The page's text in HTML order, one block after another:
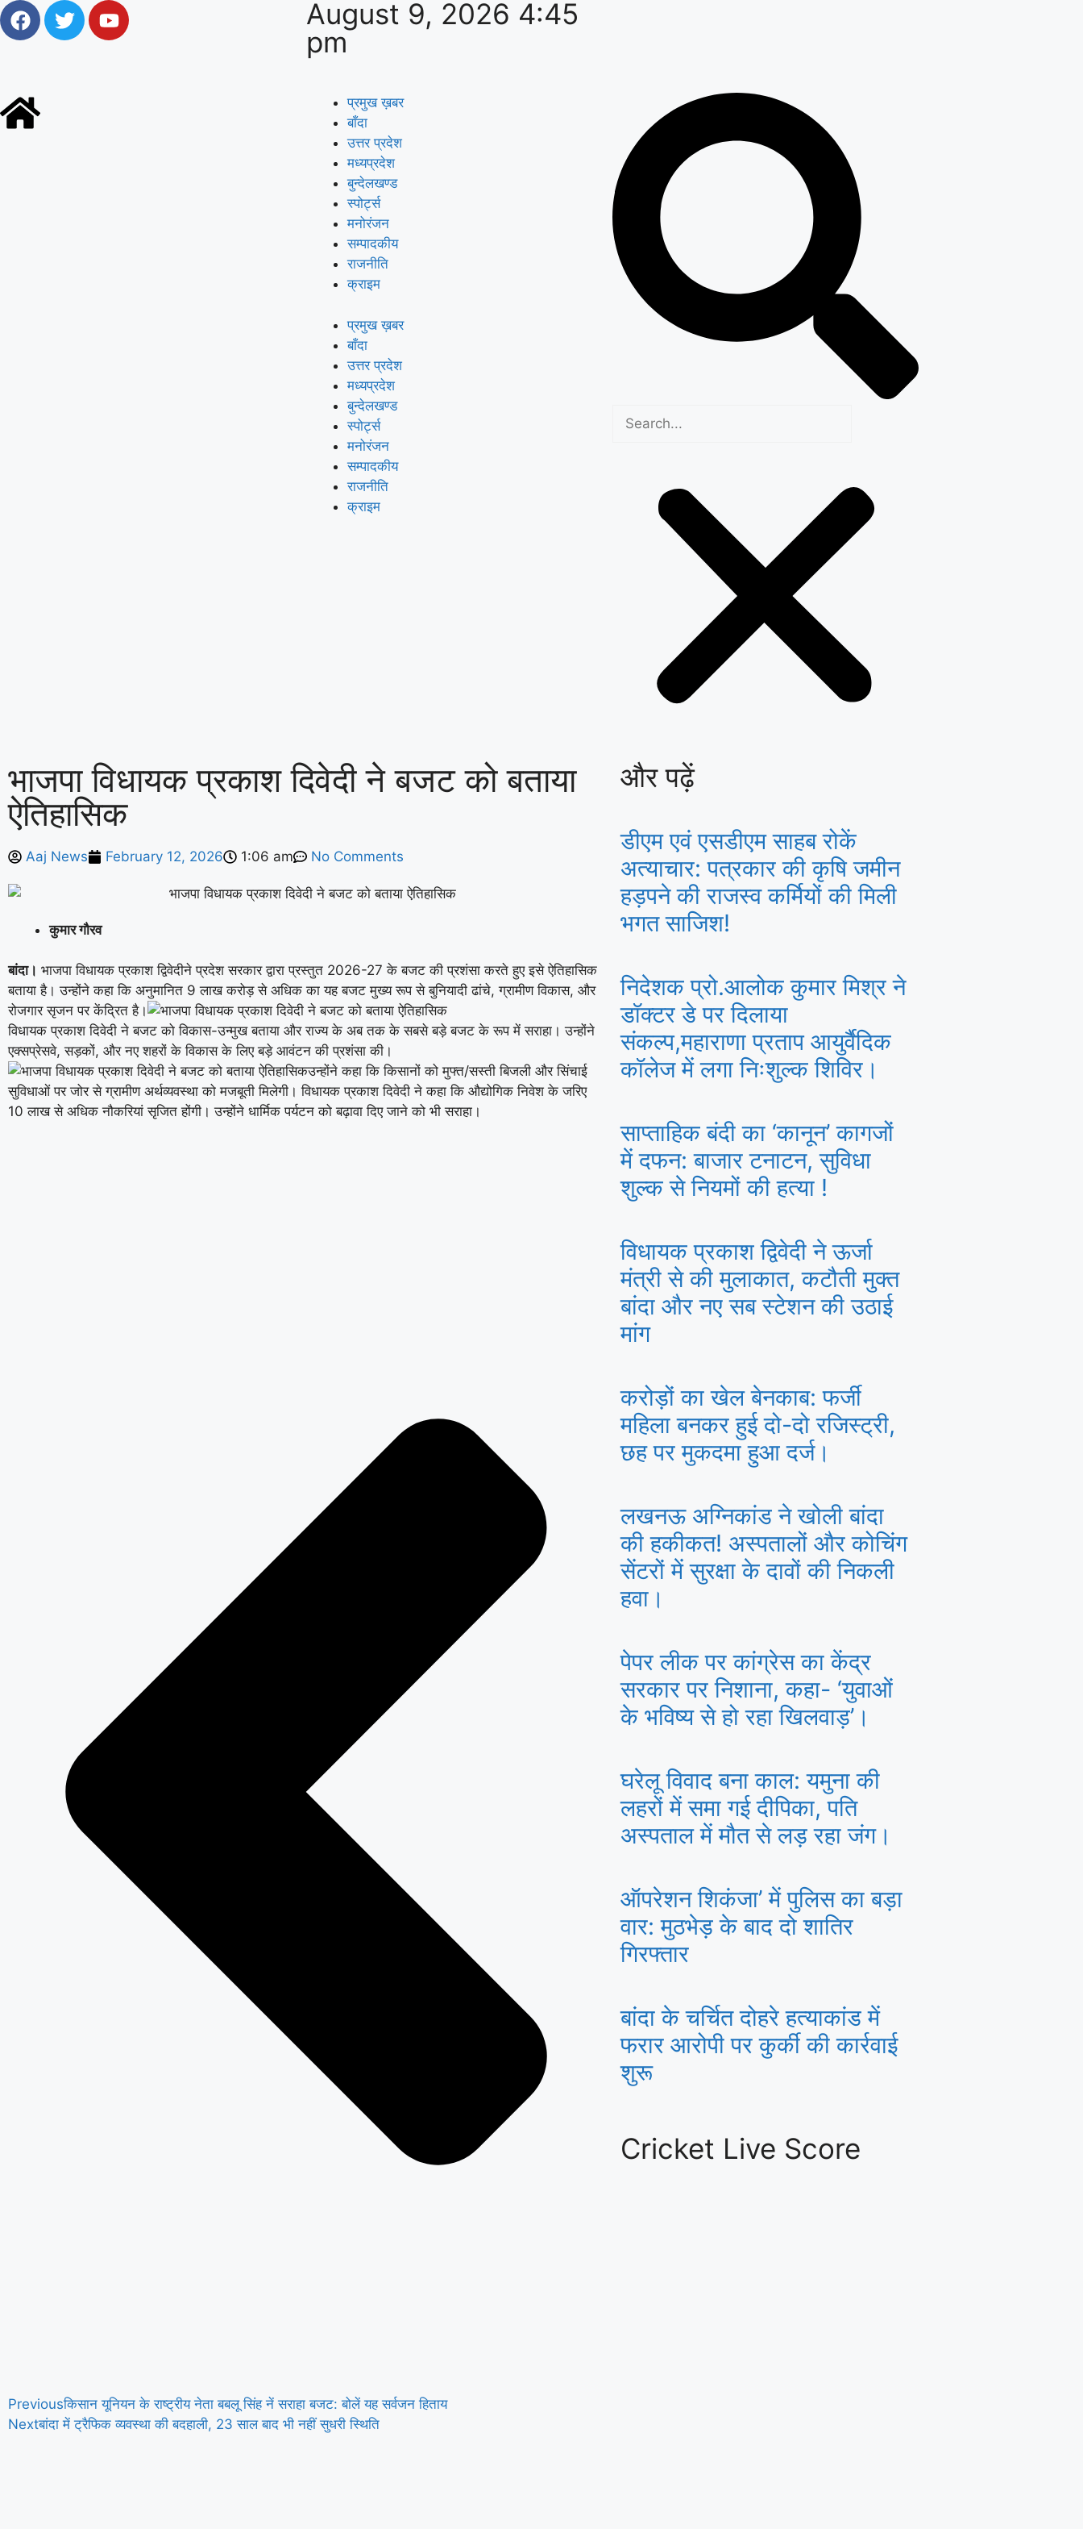
August 9, 2026 4:45
pm
प्रमुख ख़बर
बाँदा
उत्तर प्रदेश
मध्यप्रदेश
बुन्देलखण्ड
स्पोर्ट्स
मनोरंजन
सम्पादकीय
राजनीति
क्राइम
प्रमुख ख़बर
बाँदा
उत्तर प्रदेश
मध्यप्रदेश
बुन्देलखण्ड
स्पोर्ट्स
मनोरंजन
सम्पादकीय
राजनीति
क्राइम
भाजपा विधायक प्रकाश दिवेदी ने बजट को बताया
ऐतिहासिक
Aaj News February 12, 2026 1:06 am No Comments
कुमार गौरव
बांदा। भाजपा विधायक प्रकाश द्विवेदीने प्रदेश सरकार द्वारा प्रस्तुत 2026-27 के बजट की प्रशंसा करते हुए इसे ऐतिहासिक
बताया है। उन्होंने कहा कि अनुमानित 9 लाख करोड़ से अधिक का यह बजट मुख्य रूप से बुनियादी ढांचे, ग्रामीण विकास, और
रोजगार सृजन पर केंद्रित है।
विधायक प्रकाश दिवेदी ने बजट को विकास-उन्मुख बताया और राज्य के अब तक के सबसे बड़े बजट के रूप में सराहा। उन्होंने
एक्सप्रेसवे, सड़कों, और नए शहरों के विकास के लिए बड़े आवंटन की प्रशंसा की।
उन्होंने कहा कि किसानों को मुफ्त/सस्ती बिजली और सिंचाई
सुविधाओं पर जोर से ग्रामीण अर्थव्यवस्था को मजबूती मिलेगी। विधायक प्रकाश दिवेदी ने कहा कि औद्योगिक निवेश के जरिए
10 लाख से अधिक नौकरियां सृजित होंगी। उन्होंने धार्मिक पर्यटन को बढ़ावा दिए जाने को भी सराहा।
Previousकिसान यूनियन के राष्ट्रीय नेता बबलू सिंह नें सराहा बजट: बोलें यह सर्वजन हिताय
Nextबांदा में ट्रैफिक व्यवस्था की बदहाली, 23 साल बाद भी नहीं सुधरी स्थिति
और पढ़ें
डीएम एवं एसडीएम साहब रोकें
अत्याचार: पत्रकार की कृषि जमीन
हड़पने की राजस्व कर्मियों की मिली
भगत साजिश!
निदेशक प्रो.आलोक कुमार मिश्र ने
डॉक्टर डे पर दिलाया
संकल्प,महाराणा प्रताप आयुर्वैदिक
कॉलेज में लगा निःशुल्क शिविर।
साप्ताहिक बंदी का ‘कानून’ कागजों
में दफन: बाजार टनाटन, सुविधा
शुल्क से नियमों की हत्या !
विधायक प्रकाश द्विवेदी ने ऊर्जा
मंत्री से की मुलाकात, कटौती मुक्त
बांदा और नए सब स्टेशन की उठाई
मांग
करोड़ों का खेल बेनकाब: फर्जी
महिला बनकर हुई दो-दो रजिस्ट्री,
छह पर मुकदमा हुआ दर्ज।
लखनऊ अग्निकांड ने खोली बांदा
की हकीकत! अस्पतालों और कोचिंग
सेंटरों में सुरक्षा के दावों की निकली
हवा।
पेपर लीक पर कांग्रेस का केंद्र
सरकार पर निशाना, कहा- ‘युवाओं
के भविष्य से हो रहा खिलवाड़’।
घरेलू विवाद बना काल: यमुना की
लहरों में समा गई दीपिका, पति
अस्पताल में मौत से लड़ रहा जंग।
ऑपरेशन शिकंजा’ में पुलिस का बड़ा
वार: मुठभेड़ के बाद दो शातिर
गिरफ्तार
बांदा के चर्चित दोहरे हत्याकांड में
फरार आरोपी पर कुर्की की कार्रवाई
शुरू
Cricket Live Score